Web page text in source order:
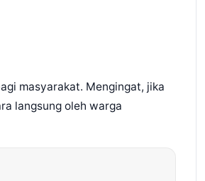
masyarakat. Mengingat, jika
langsung oleh warga